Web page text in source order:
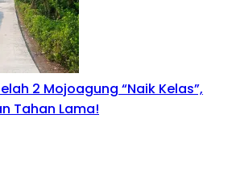
2 Mojoagung “Naik Kelas”,
Tahan Lama!